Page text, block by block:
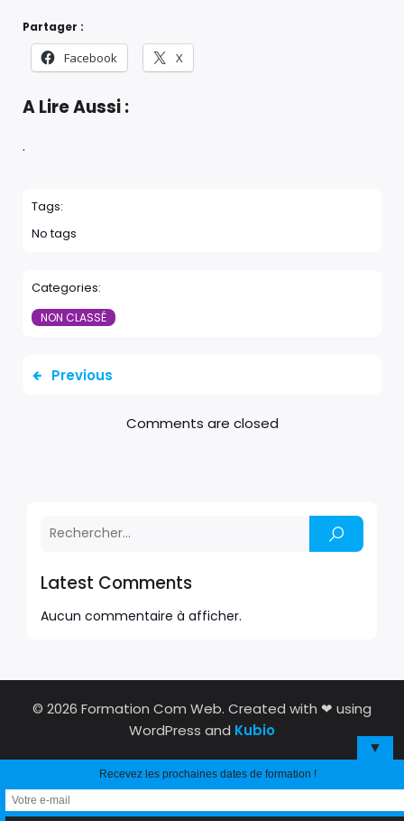
Latest Comments
Aucun commentaire à afficher.
Partager :
Facebook X
A Lire Aussi :
.
Tags:
No tags
Categories:
NON CLASSÉ
Previous
Comments are closed
© 2026 Formation Com Web. Created with ❤ using
WordPress and Kubio
▼
Recevez les prochaines dates de formation !